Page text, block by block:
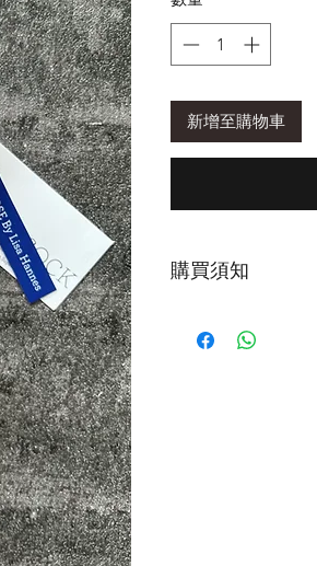
新增至購物車
購買須知
為正常現象。清洗